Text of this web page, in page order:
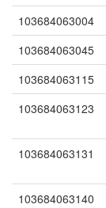
103684063004
103684063045
103684063115
103684063123
103684063131
103684063140